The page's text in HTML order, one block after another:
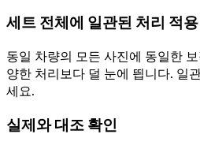
세트 전체에 일관된 처리 적용
동일 차량의 모든 사진에 동일한
양한 처리보다 덜 눈에 띕니다. 일
세요.
실제와 대조 확인